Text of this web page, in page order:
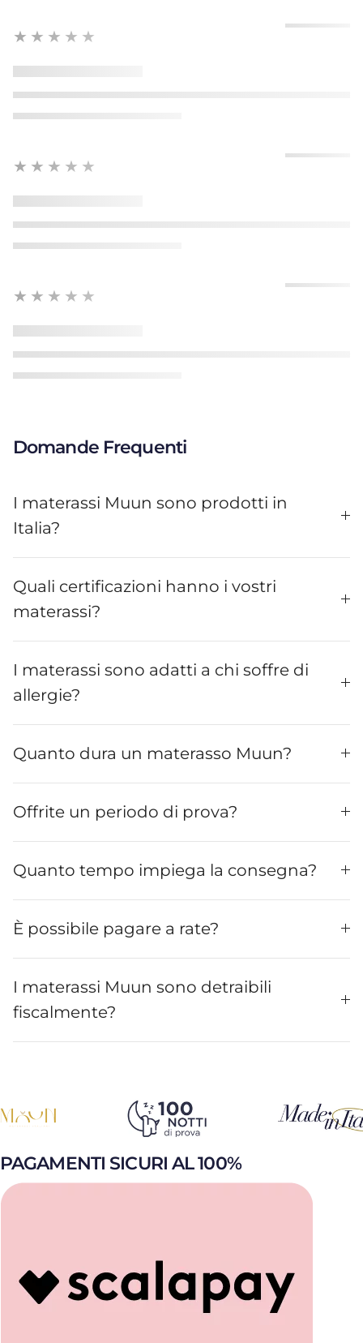
★★★★★
★★★★★
★★★★★
Domande Frequenti
I materassi Muun sono prodotti in
Italia?
Quali certificazioni hanno i vostri
materassi?
I materassi sono adatti a chi soffre di
allergie?
Quanto dura un materasso Muun?
Offrite un periodo di prova?
Quanto tempo impiega la consegna?
È possibile pagare a rate?
I materassi Muun sono detraibili
fiscalmente?
PAGAMENTI SICURI AL 100%